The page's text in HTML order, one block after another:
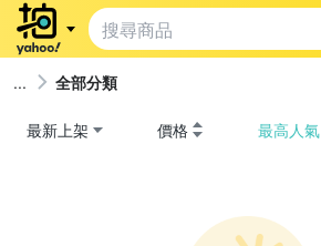
全部分類
最新上架 價格 最高人氣